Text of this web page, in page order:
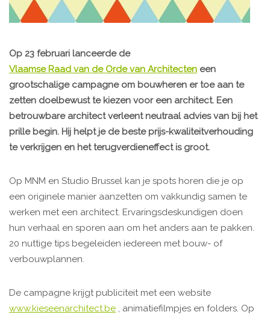
Op 23 februari lanceerde de
Vlaamse Raad van de Orde van Architecten een
grootschalige campagne om bouwheren er toe aan te
zetten doelbewust te kiezen voor een architect. Een
betrouwbare architect verleent neutraal advies van bij het
prille begin. Hij helpt je de beste prijs-kwaliteitverhouding
te verkrijgen en het terugverdieneffect is groot.
Op MNM en Studio Brussel kan je spots horen die je op
een originele manier aanzetten om vakkundig samen te
werken met een architect. Ervaringsdeskundigen doen
hun verhaal en sporen aan om het anders aan te pakken.
20 nuttige tips begeleiden iedereen met bouw- of
verbouwplannen.
De campagne krijgt publiciteit met een website
www.kieseenarchitect.be , animatiefilmpjes en folders. Op